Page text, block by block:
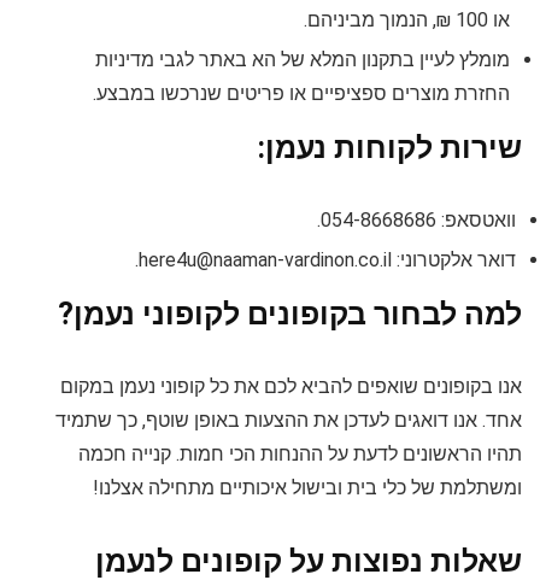
או 100 ₪, הנמוך מביניהם.
מומלץ לעיין בתקנון המלא של הא באתר לגבי מדיניות
החזרת מוצרים ספציפיים או פריטים שנרכשו במבצע.
שירות לקוחות נעמן:
וואטסאפ: 054-8668686.
דואר אלקטרוני: here4u@naaman-vardinon.co.il
.
למה לבחור בקופונים לקופוני נעמן?
אנו בקופונים שואפים להביא לכם את כל קופוני נעמן במקום
אחד. אנו דואגים לעדכן את ההצעות באופן שוטף, כך שתמיד
תהיו הראשונים לדעת על ההנחות הכי חמות. קנייה חכמה
ומשתלמת של כלי בית ובישול איכותיים מתחילה אצלנו!
שאלות נפוצות על קופונים לנעמן